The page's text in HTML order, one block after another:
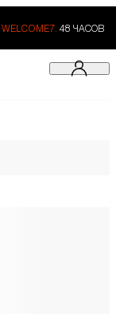
WELCOME7. 48 ЧАСОВ